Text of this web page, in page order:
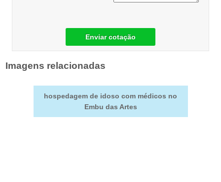
Enviar cotação
Imagens relacionadas
hospedagem de idoso com médicos no
Embu das Artes